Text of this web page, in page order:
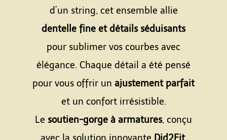
d’un string, cet ensemble allie
dentelle fine et détails séduisants
pour sublimer vos courbes avec
élégance. Chaque détail a été pensé
pour vous offrir un ajustement parfait
et un confort irrésistible.
Le soutien-gorge à armatures, conçu